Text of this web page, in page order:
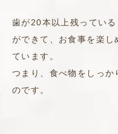
歯が20本以上残ってい
ができて、お食事を楽
ています。
つまり、食べ物をしっ
のです。